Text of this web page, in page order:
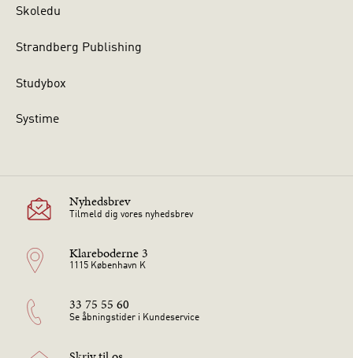
Skoledu
Strandberg Publishing
Studybox
Systime
Nyhedsbrev
Tilmeld dig vores nyhedsbrev
Klareboderne 3
1115 København K
33 75 55 60
Se åbningstider i Kundeservice